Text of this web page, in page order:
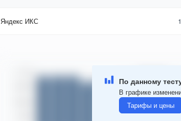
Яндекс ИКС
По данному
В графике
Тарифы и цены